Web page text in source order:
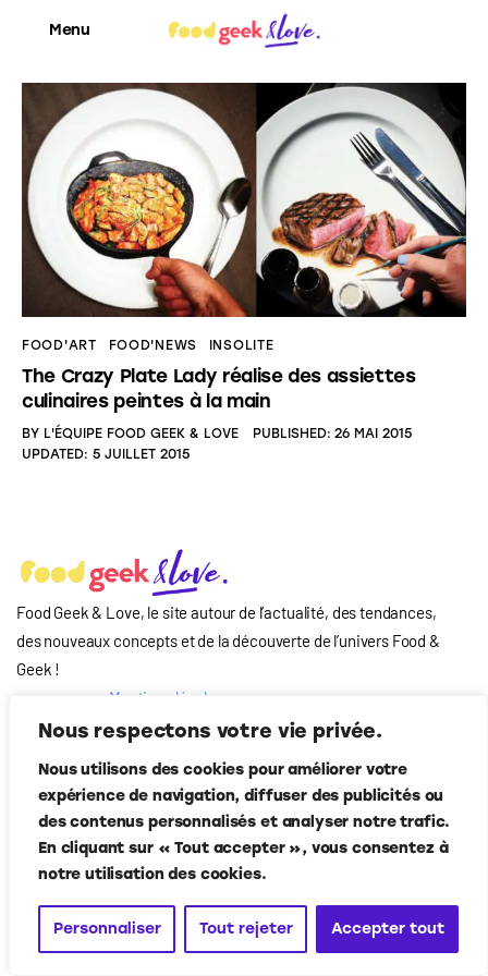
Nous respectons votre vie privée.
Nous utilisons des cookies pour améliorer votre
expérience de navigation, diffuser des publicités ou
des contenus personnalisés et analyser notre trafic.
En cliquant sur « Tout accepter », vous consentez à
notre utilisation des cookies.
Personnaliser Tout rejeter Accepter tout
Menu
Food’News
Food’Com
Food’Art
Food’Event
Food’Life
FOOD'ART FOOD'NEWS INSOLITE
The Crazy Plate Lady réalise des assiettes
culinaires peintes à la main
BY L'ÉQUIPE FOOD GEEK & LOVE PUBLISHED: 26 MAI 2015
UPDATED: 5 JUILLET 2015
Food Geek & Love, le site autour de l’actualité, des tendances,
des nouveaux concepts et de la découverte de l’univers Food&
Geek !
Mentions légales
Qui-sommes nous
Contact
Suivez-nous
Food Geek & Love© Corner Media 2024. Tous droits réservés.